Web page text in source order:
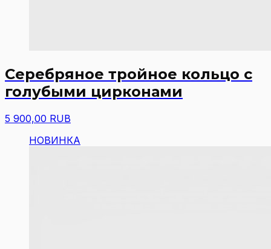
Серебряное тройное кольцо с
голубыми цирконами
5 900,00 RUB
НОВИНКА